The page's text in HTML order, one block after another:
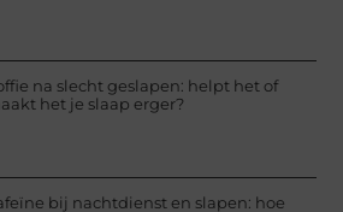
na slecht geslapen: helpt het of
het je slaap erger?
bij nachtdienst en slapen: hoe